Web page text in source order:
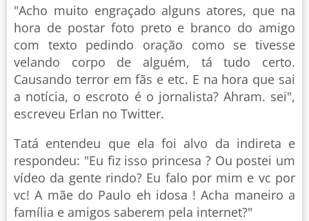
"Acho muito engraçado alguns atores, que na
hora de postar foto preto e branco do amigo
com texto pedindo oração como se tivesse
velando corpo de alguém, tá tudo certo.
Causando terror em fãs e etc. E na hora que sai
a notícia, o escroto é o jornalista? Ahram. sei",
escreveu Erlan no Twitter.
Tatá entendeu que ela foi alvo da indireta e
respondeu: "Eu fiz isso princesa ? Ou postei um
vídeo da gente rindo? Eu falo por mim e vc por
vc! A mãe do Paulo eh idosa ! Acha maneiro a
família e amigos saberem pela internet?"